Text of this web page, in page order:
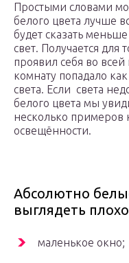
Простыми словами
белого цвета лучше
будет сказать
свет. Получается для
проявил себя во
комнату попадало
света. Если света
белого цвета мы
несколько примеров
освещённости.
Абсолютно
выглядеть
маленькое окно;